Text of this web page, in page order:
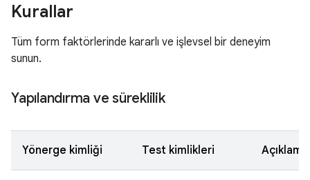
Kurallar
Tüm form faktörlerinde kararlı ve işlevsel bir deneyim
sunun.
Yapılandırma ve süreklilik
Yönerge kimliği Test kimlikleri Açıklama